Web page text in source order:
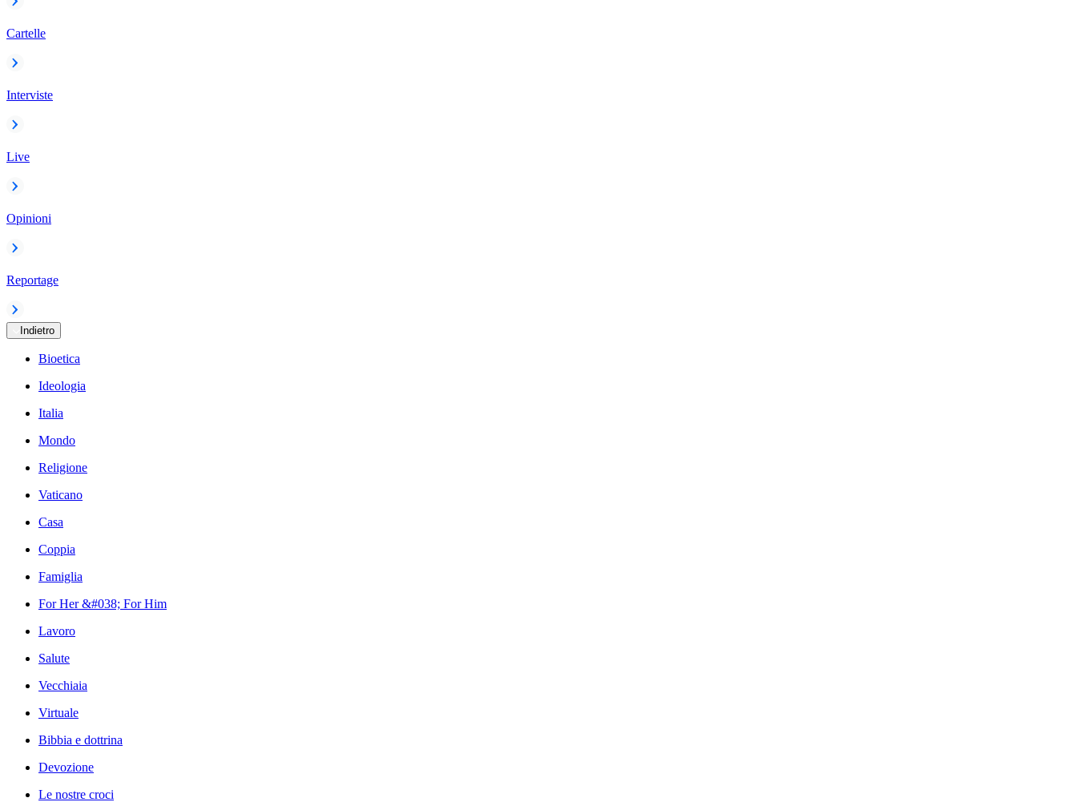
Cartelle
Interviste
Live
Opinioni
Reportage
Indietro
Bioetica
Ideologia
Italia
Mondo
Religione
Vaticano
Casa
Coppia
Famiglia
For Her &#038; For Him
Lavoro
Salute
Vecchiaia
Virtuale
Bibbia e dottrina
Devozione
Le nostre croci